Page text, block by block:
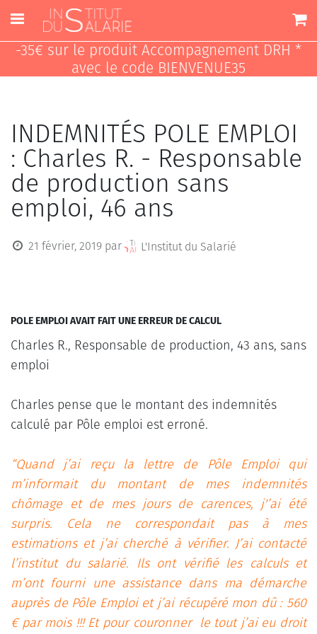
-35€ sur le produit Accompagnement DRH *
avec le code BIENVENUE35
INDEMNITÉS POLE EMPLOI
: Charles R. - Responsable
de production sans
emploi, 46 ans
21 février, 2019 par L'Institut du Salarié
POLE EMPLOI AVAIT FAIT UNE ERREUR DE CALCUL
Charles R., Responsable de production, 43 ans, sans
emploi
Charles pense que le montant des indemnités
calculé par Pôle emploi est erroné.
“Quand j’ai reçu la lettre de Pôle Emploi qui
m’informait du montant de mes indemnités
chômage et de mes jours de carences, j'’ai été
surpris. Cela ne correspondait pas à mes
estimations et j’ai cherché à vérifier. J’ai contacté
l’institut du salarié. Ils ont vérifié les calculs et
m’ont fourni une assistance dans ma démarche
auprès de Pôle Emploi et j’ai récupéré mon dû : 560
€ par mois !!! Et pour couronner le tout j’ai eu droit